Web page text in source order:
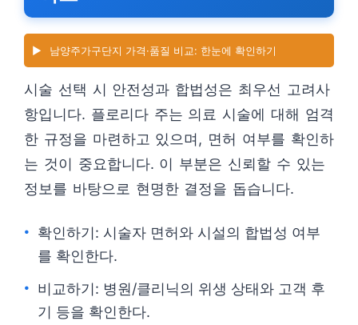
▶️ 남양주가구단지 가격·품질 비교: 한눈에 확인하기
시술 선택 시 안전성과 합법성은 최우선 고려사
항입니다. 플로리다 주는 의료 시술에 대해 엄격
한 규정을 마련하고 있으며, 면허 여부를 확인하
는 것이 중요합니다. 이 부분은 신뢰할 수 있는
정보를 바탕으로 현명한 결정을 돕습니다.
확인하기: 시술자 면허와 시설의 합법성 여부
를 확인한다.
비교하기: 병원/클리닉의 위생 상태와 고객 후
기 등을 확인한다.